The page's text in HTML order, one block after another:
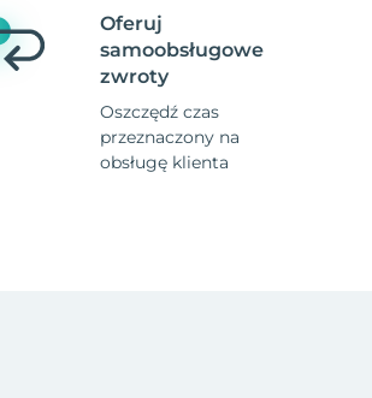
Oferuj
samoobsługowe
zwroty
Oszczędź czas
przeznaczony na
obsługę klienta